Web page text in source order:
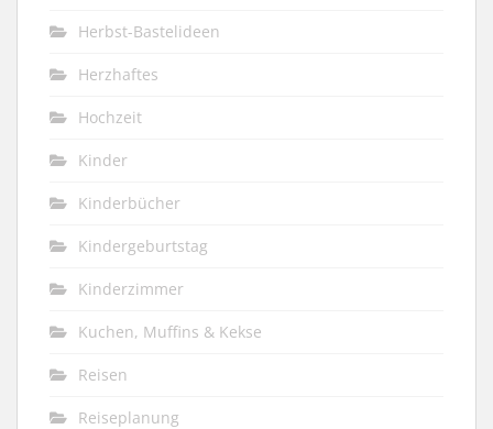
Herbst-Bastelideen
Herzhaftes
Hochzeit
Kinder
Kinderbücher
Kindergeburtstag
Kinderzimmer
Kuchen, Muffins & Kekse
Reisen
Reiseplanung